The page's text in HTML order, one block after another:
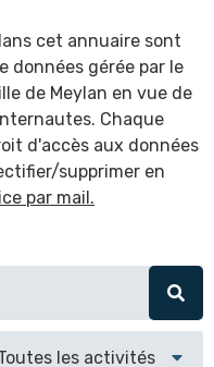
cet annuaire sont
données gérée par le
de Meylan en vue de
Chaque
d'accès aux données
supprimer en
par mail.